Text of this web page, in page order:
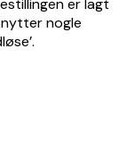
er lagt
nogle